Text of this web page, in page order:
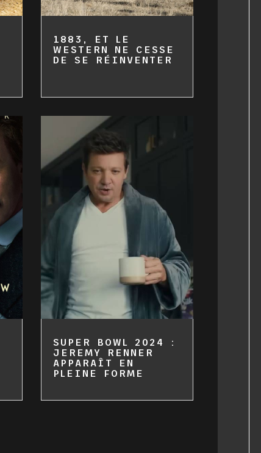
1883, ET LE
WESTERN NE CESSE
DE SE RÉINVENTER
SUPER BOWL 2024 :
JEREMY RENNER
APPARAÎT EN
PLEINE FORME